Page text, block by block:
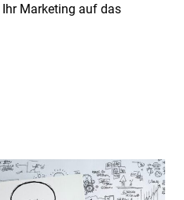
Marketing auf das